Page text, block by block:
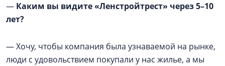
— Каким вы видите «Ленстройтрест» через 5–10
лет?
— Хочу, чтобы компания была узнаваемой на рынке,
люди с удовольствием покупали у нас жилье, а мы